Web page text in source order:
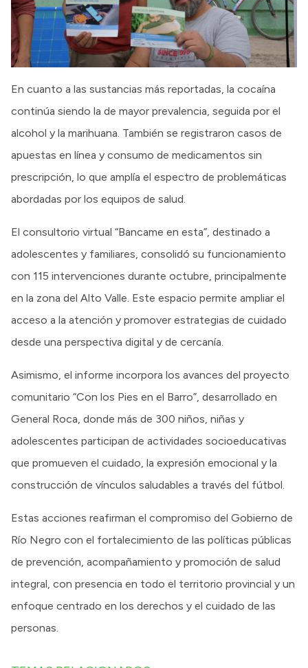
En cuanto a las sustancias más reportadas, la cocaína
continúa siendo la de mayor prevalencia, seguida por el
alcohol y la marihuana. También se registraron casos de
apuestas en línea y consumo de medicamentos sin
prescripción, lo que amplía el espectro de problemáticas
abordadas por los equipos de salud.
El consultorio virtual “Bancame en esta”, destinado a
adolescentes y familiares, consolidó su funcionamiento
con 115 intervenciones durante octubre, principalmente
en la zona del Alto Valle. Este espacio permite ampliar el
acceso a la atención y promover estrategias de cuidado
desde una perspectiva digital y de cercanía.
Asimismo, el informe incorpora los avances del proyecto
comunitario “Con los Pies en el Barro”, desarrollado en
General Roca, donde más de 300 niños, niñas y
adolescentes participan de actividades socioeducativas
que promueven el cuidado, la expresión emocional y la
construcción de vínculos saludables a través del fútbol.
Estas acciones reafirman el compromiso del Gobierno de
Río Negro con el fortalecimiento de las políticas públicas
de prevención, acompañamiento y promoción de salud
integral, con presencia en todo el territorio provincial y un
enfoque centrado en los derechos y el cuidado de las
personas.